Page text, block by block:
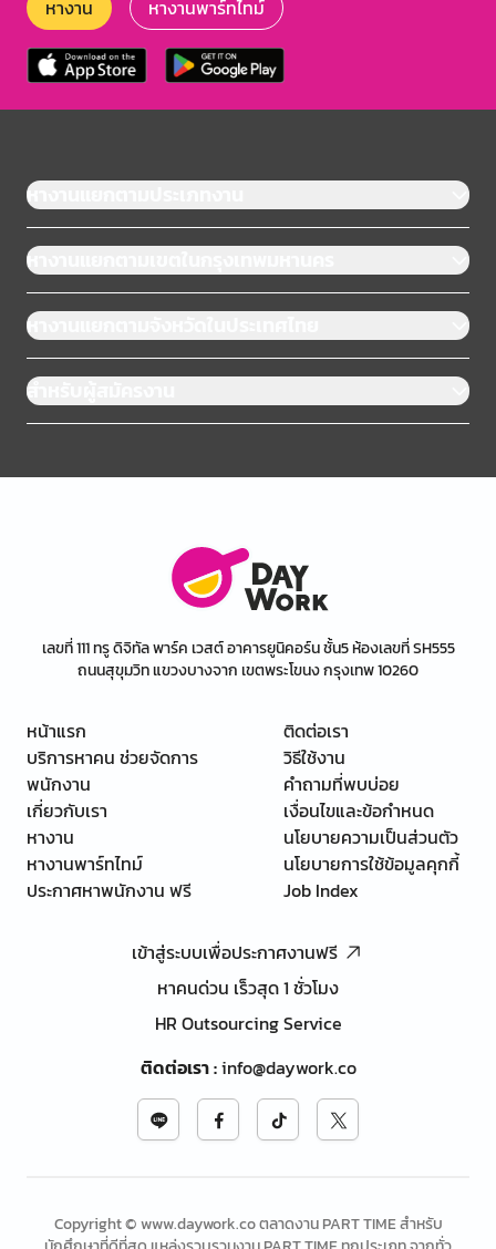
หางาน หางานพาร์ทไทม์
หางานแยกตามประเภทงาน
หางานแยกตามเขตในกรุงเทพมหานคร
หางานแยกตามจังหวัดในประเทศไทย
สำหรับผู้สมัครงาน
เลขที่ 111 ทรู ดิจิทัล พาร์ค เวสต์ อาคารยูนิคอร์น ชั้น5 ห้องเลขที่ SH555
ถนนสุขุมวิท แขวงบางจาก เขตพระโขนง กรุงเทพ 10260
หน้าแรก
บริการหาคน ช่วยจัดการ
พนักงาน
เกี่ยวกับเรา
หางาน
หางานพาร์ทไทม์
ประกาศหาพนักงาน ฟรี
ติดต่อเรา
วิธีใช้งาน
คำถามที่พบบ่อย
เงื่อนไขและข้อกำหนด
นโยบายความเป็นส่วนตัว
นโยบายการใช้ข้อมูลคุกกี้
Job Index
เข้าสู่ระบบเพื่อประกาศงานฟรี
หาคนด่วน เร็วสุด 1 ชั่วโมง
HR Outsourcing Service
ติดต่อเรา:info@daywork.co
Copyright © www.daywork.co ตลาดงาน PART TIME สำหรับ